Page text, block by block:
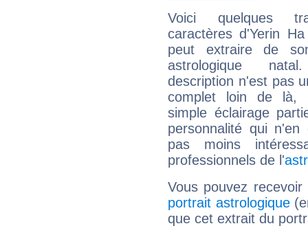
Voici quelques
caractères d'Yerin
peut extraire de
astrologique
description n'est pas
complet loin de là,
simple éclairage
personnalité qui n'en
pas moins
professionnels de l'
Vous pouvez
portrait astrologique
que cet extrait du